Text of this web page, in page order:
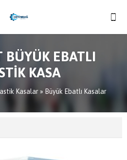
BÜYÜK EBATLI
KASA
Kasalar» Büyük Ebatlı Kasalar